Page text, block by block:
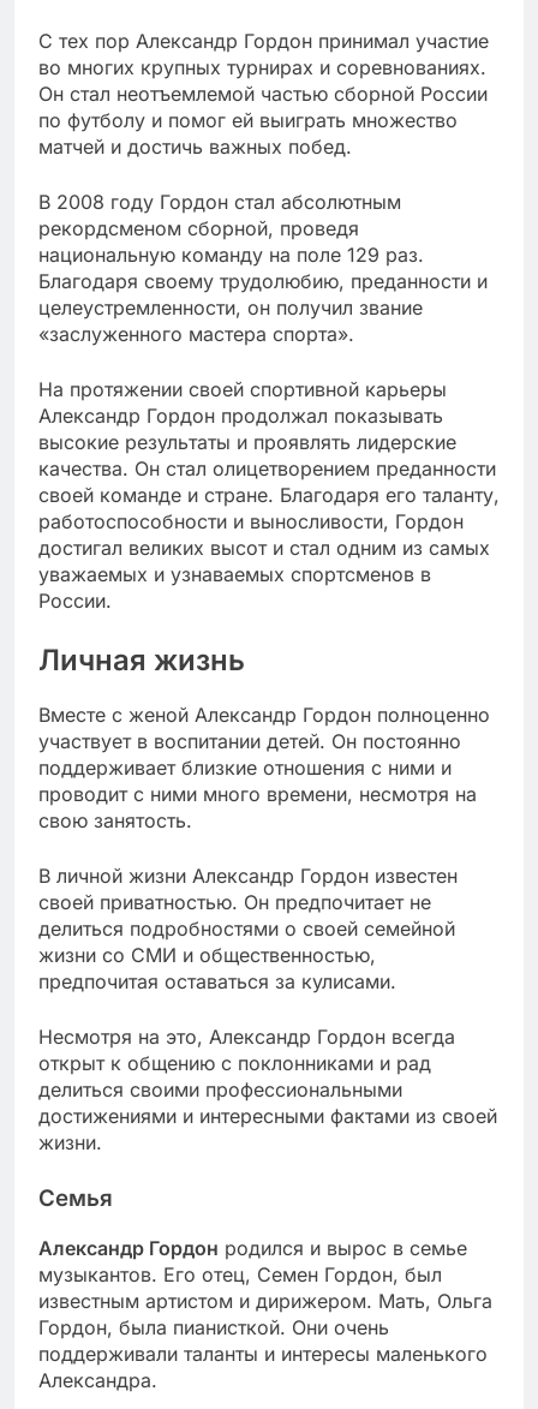
С тех пор Александр Гордон принимал участие
во многих крупных турнирах и соревнованиях.
Он стал неотъемлемой частью сборной России
по футболу и помог ей выиграть множество
матчей и достичь важных побед.
В 2008 году Гордон стал абсолютным
рекордсменом сборной, проведя
национальную команду на поле 129 раз.
Благодаря своему трудолюбию, преданности и
целеустремленности, он получил звание
«заслуженного мастера спорта».
На протяжении своей спортивной карьеры
Александр Гордон продолжал показывать
высокие результаты и проявлять лидерские
качества. Он стал олицетворением преданности
своей команде и стране. Благодаря его таланту,
работоспособности и выносливости, Гордон
достигал великих высот и стал одним из самых
уважаемых и узнаваемых спортсменов в
России.
Личная жизнь
Вместе с женой Александр Гордон полноценно
участвует в воспитании детей. Он постоянно
поддерживает близкие отношения с ними и
проводит с ними много времени, несмотря на
свою занятость.
В личной жизни Александр Гордон известен
своей приватностью. Он предпочитает не
делиться подробностями о своей семейной
жизни со СМИ и общественностью,
предпочитая оставаться за кулисами.
Несмотря на это, Александр Гордон всегда
открыт к общению с поклонниками и рад
делиться своими профессиональными
достижениями и интересными фактами из своей
жизни.
Семья
Александр Гордон родился и вырос в семье
музыкантов. Его отец, Семен Гордон, был
известным артистом и дирижером. Мать, Ольга
Гордон, была пианисткой. Они очень
поддерживали таланты и интересы маленького
Александра.